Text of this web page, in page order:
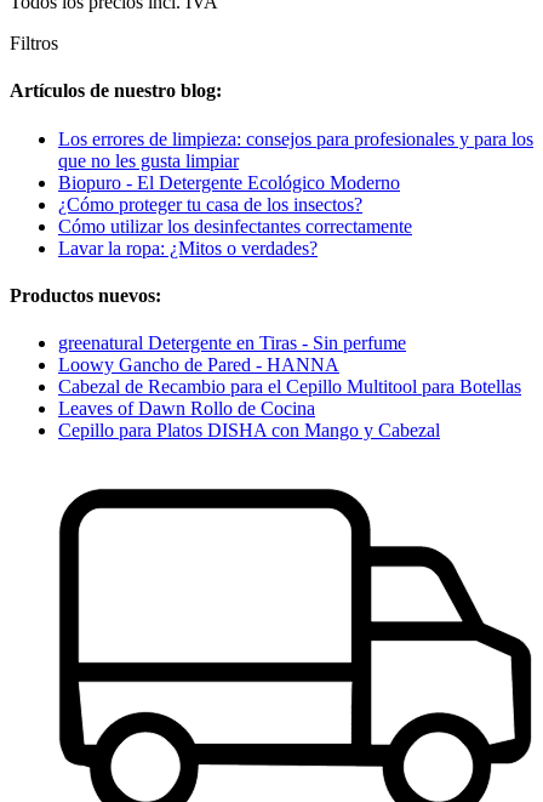
Filtros
Artículos de nuestro blog:
Los errores de limpieza: consejos para profesionales y para los
que no les gusta limpiar
Biopuro - El Detergente Ecológico Moderno
¿Cómo proteger tu casa de los insectos?
Cómo utilizar los desinfectantes correctamente
Lavar la ropa: ¿Mitos o verdades?
Productos nuevos:
greenatural Detergente en Tiras - Sin perfume
Loowy Gancho de Pared - HANNA
Cabezal de Recambio para el Cepillo Multitool para Botellas
Leaves of Dawn Rollo de Cocina
Cepillo para Platos DISHA con Mango y Cabezal